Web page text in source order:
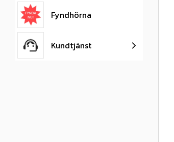
Fyndhörna
Kundtjänst